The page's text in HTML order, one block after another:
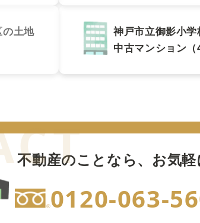
の土地
神戸市立御影小
中古マンション（
不動産のことなら、 お気
0120-063-